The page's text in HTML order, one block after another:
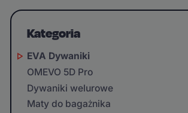
Kategoria
EVA Dywaniki
OMEVO 5D Pro
Dywaniki welurowe
Maty do bagażnika